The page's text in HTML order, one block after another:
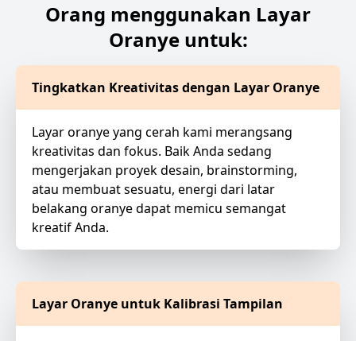
Orang menggunakan Layar
Oranye untuk:
Tingkatkan Kreativitas dengan Layar Oranye
Layar oranye yang cerah kami merangsang
kreativitas dan fokus. Baik Anda sedang
mengerjakan proyek desain, brainstorming,
atau membuat sesuatu, energi dari latar
belakang oranye dapat memicu semangat
kreatif Anda.
Layar Oranye untuk Kalibrasi Tampilan